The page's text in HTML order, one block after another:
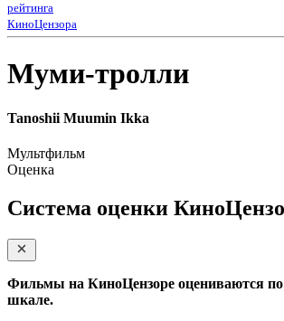
рейтинга
КиноЦензора
Муми-тролли
Tanoshii Muumin Ikka
Мультфильм
Оценка
Система оценки
Фильмы на КиноЦензоре оцениваются по
шкале.